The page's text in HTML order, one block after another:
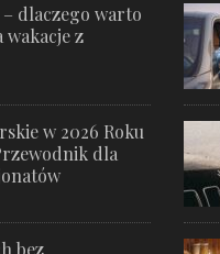
dlaczego warto
wakacje z
w 2026 Roku
dla
bez